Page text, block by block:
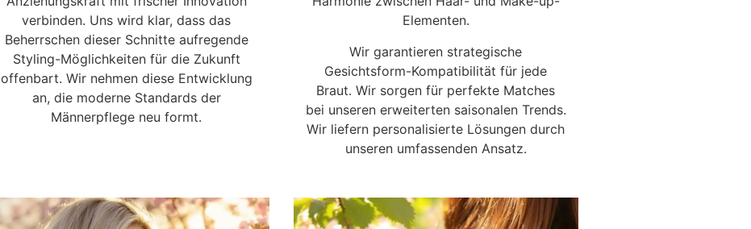
verbinden. Uns wird klar, dass das
Beherrschen dieser Schnitte aufregende
Styling-Möglichkeiten für die Zukunft
offenbart. Wir nehmen diese Entwicklung
an, die moderne Standards der
Männerpflege neu formt.
Elementen.
Wir garantieren strategische
Gesichtsform-Kompatibilität für jede
Braut. Wir sorgen für perfekte Matches
bei unseren erweiterten saisonalen Trends.
Wir liefern personalisierte Lösungen durch
unseren umfassenden Ansatz.